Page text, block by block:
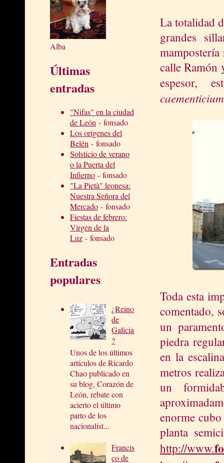
Alba
Últimas
entradas
"Nifas" en la ciudad
de León - fonsado
Los orígenes del
Belén - fonsado
Solsticio de verano
o la Puerta del
Infierno - fonsado
"La Pietà" leonesa:
Nuestra Señora del
Mercado - fonsado
Fiestas de febrero:
Virgen de la
Luz - fonsado
Entradas
populares
¿Reino
de
Galicia
?
Unos de los últimos
artículos de Ricardo
Chao publicado en
su blog, Corazón de
León, rebate con
acierto el último
parto de los
nacionalist...
Francis
co de
La totalidad
grandes
calle Ramón
espesor,
caementicium
Toda esta
comentado,
un
piedra
en la
metros
un
enorme
planta
http://www.